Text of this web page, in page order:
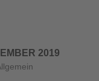
2019